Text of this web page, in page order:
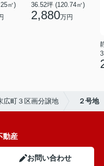
㎡)
36.52坪 (120.74㎡)
2,880万円
町３区画分譲地 ２号地
動産
お問い合わせ